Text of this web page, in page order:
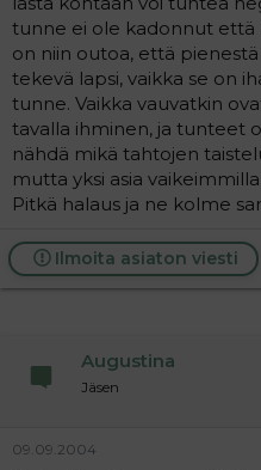
tunne ei ole kadonnut että
on niin outoa, että
tekevä lapsi, vaikka se on
tunne. Vaikka vauvatkin
tavalla ihminen, ja tunteet
nähdä mikä tahtojen
mutta yksi asia
Pitkä halaus ja ne kolme
Ilmoita asiaton viesti
Augustina
Jäsen
09.09.2004